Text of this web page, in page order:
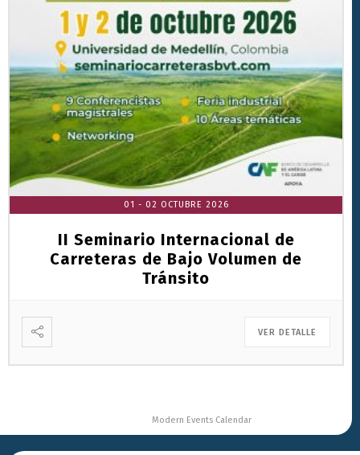
01 - 02 OCTUBRE 2026
II Seminario Internacional de
Carreteras de Bajo Volumen de
Tránsito
VER DETALLE
Modern Events Calendar